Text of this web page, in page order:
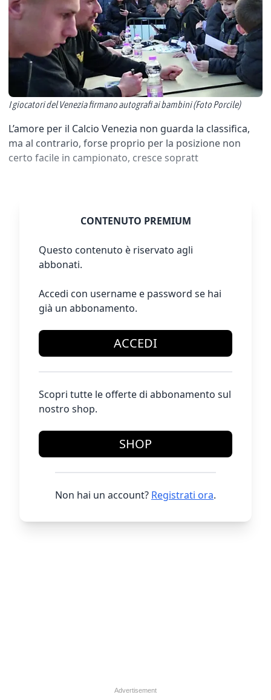
I giocatori del Venezia firmano autografi ai bambini (Foto Porcile)
L’amore per il Calcio Venezia non guarda la classifica,
ma al contrario, forse proprio per la posizione non
certo facile in campionato, cresce sopratt
CONTENUTO PREMIUM
Questo contenuto è riservato agli
abbonati.
Accedi con username e password se hai
già un abbonamento.
ACCEDI
Scopri tutte le offerte di abbonamento sul
nostro shop.
SHOP
Non hai un account? Registrati ora.